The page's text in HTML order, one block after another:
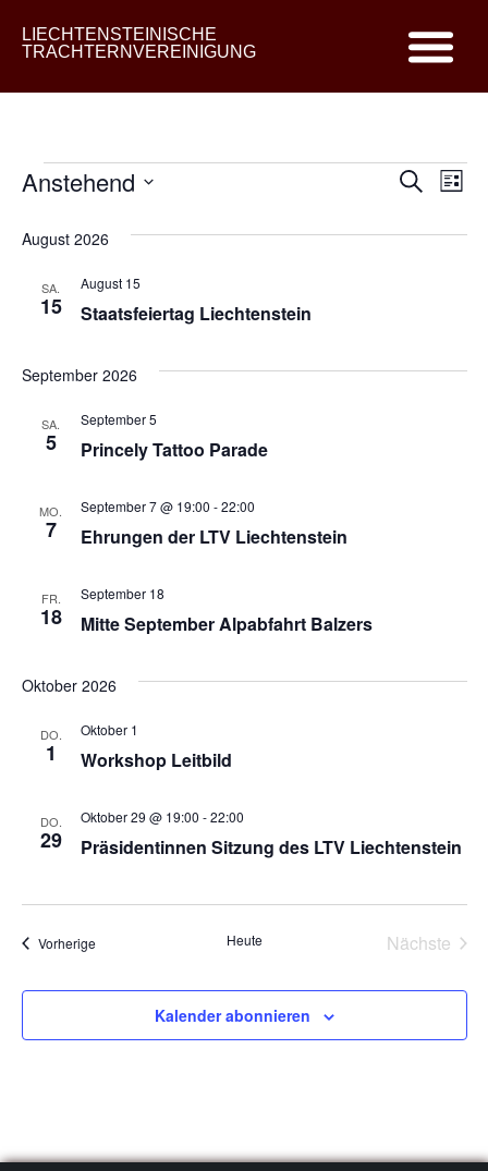
LIECHTENSTEINISCHE
TRACHTERNVEREINIGUNG
SucheListe
Anstehend
August 2026
SA.
15 Staatsfeiertag Liechtenstein
August 15
September 2026
SA.
5 Princely Tattoo Parade
September 5
MO.
7 Ehrungen der LTV Liechtenstein
September 7 @ 19:00 -22:00
FR.
18 Mitte September Alpabfahrt Balzers
September 18
Oktober 2026
DO.
1 Workshop Leitbild
Oktober 1
DO.
29 Präsidentinnen Sitzung des LTV Liechtenstein
Oktober 29 @ 19:00 -22:00
VorherigeVeranstaltungen Heute Nächste
Kalender abonnieren